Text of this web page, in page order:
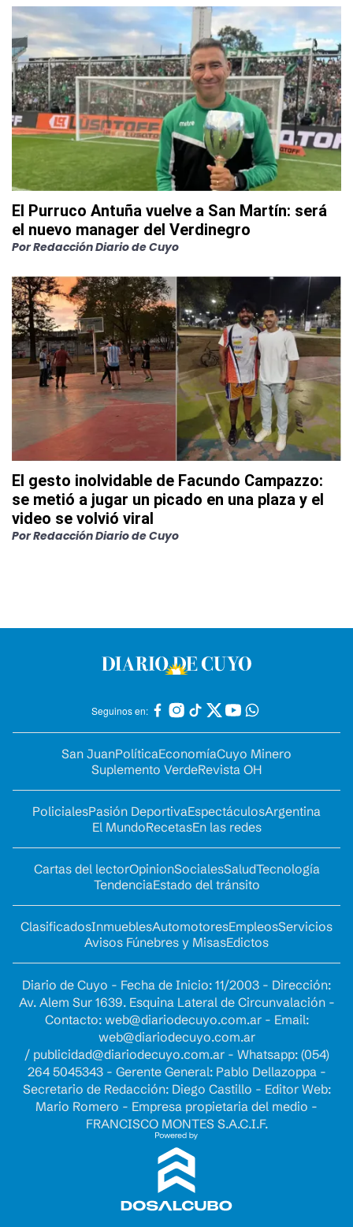
El Purruco Antuña vuelve a San Martín: será
el nuevo manager del Verdinegro
PorRedacción Diario de Cuyo
El gesto inolvidable de Facundo Campazzo:
se metió a jugar un picado en una plaza y el
video se volvió viral
PorRedacción Diario de Cuyo
Seguinos en:
San JuanPolíticaEconomíaCuyo Minero
Suplemento VerdeRevista OH
PolicialesPasión DeportivaEspectáculosArgentina
El MundoRecetasEn las redes
Cartas del lectorOpinionSocialesSaludTecnología
TendenciaEstado del tránsito
ClasificadosInmueblesAutomotoresEmpleosServicios
Avisos Fúnebres y MisasEdictos
Diario de Cuyo - Fecha de Inicio: 11/2003 - Dirección:
Av. Alem Sur 1639. Esquina Lateral de Circunvalación -
Contacto: web@diariodecuyo.com.ar- Email:
web@diariodecuyo.com.ar
/ publicidad@diariodecuyo.com.ar- Whatsapp: (054)
264 5045343 - Gerente General: Pablo Dellazoppa -
Secretario de Redacción: Diego Castillo - Editor Web:
Mario Romero - Empresa propietaria del medio -
FRANCISCO MONTES S.A.C.I.F.